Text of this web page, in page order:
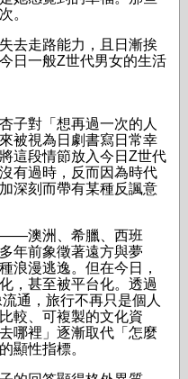
。
去走路能力，且日漸挨
日一般Z世代男女的生活
子對「想再過一次的人
被視為日劇書寫日常幸
這段情節放入今日Z世代
有過時，反而因為時代
深刻而帶有某種反諷意
——澳洲、希臘、西班
年前象徵著遠方與夢
浪漫逃逸。但在今日，
，甚至被平台化。透過
通，旅行不再只是個人
較、可複製的文化資
哪裡」逐漸取代「怎麼
顯性指標。